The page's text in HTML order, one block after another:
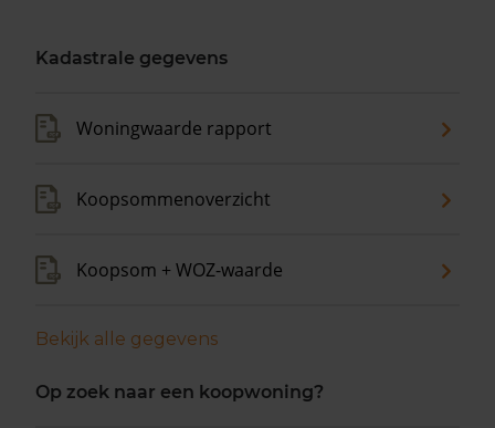
Kadastrale gegevens
Woningwaarde rapport
Koopsommenoverzicht
Koopsom + WOZ-waarde
Bekijk alle gegevens
Op zoek naar een koopwoning?